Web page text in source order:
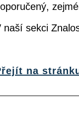
naší sekci
na